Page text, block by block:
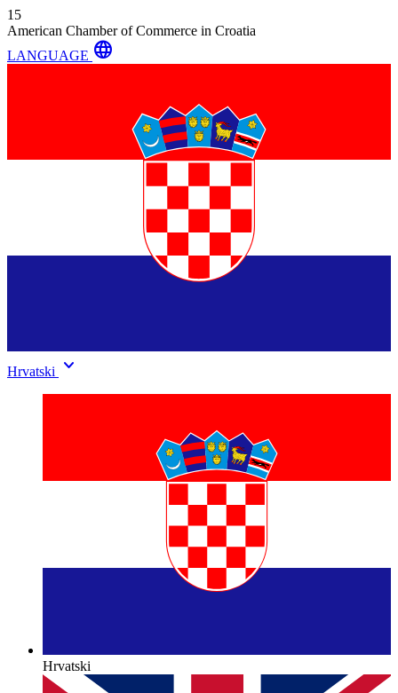
15
American Chamber of Commerce in Croatia
LANGUAGE language
Hrvatski keyboard_arrow_down
Hrvatski